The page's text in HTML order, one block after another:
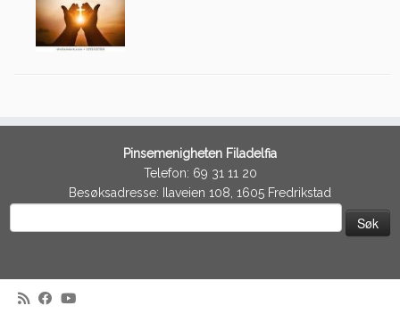
Pinsemenigheten Filadelfia
Telefon: 69 31 11 20
Besøksadresse: Ilaveien 108, 1605 Fredrikstad
etter: